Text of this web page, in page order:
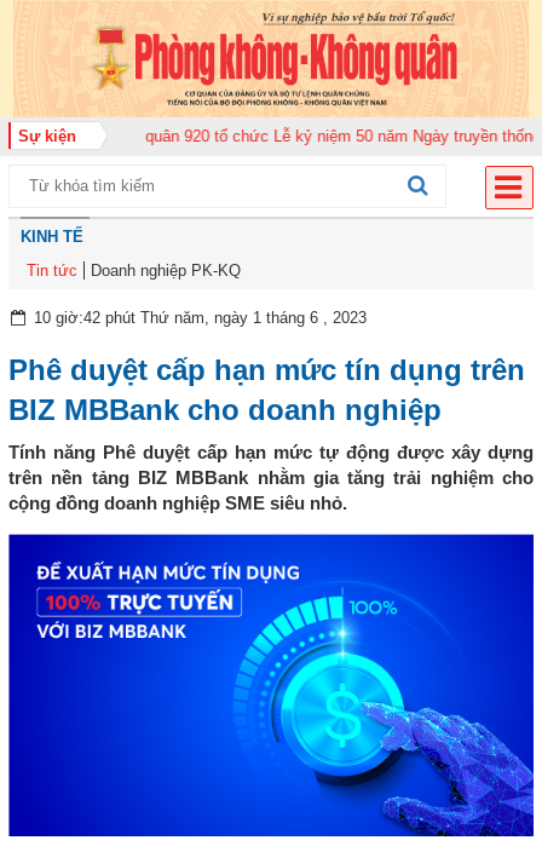
Sự kiện
đoàn Không quân 920 tổ chức Lễ kỷ niệm 50 năm Ngày truyền thống (12-
KINH TẾ
Tin tức
Doanh nghiệp PK-KQ
10 giờ:42 phút Thứ năm, ngày 1 tháng 6 , 2023
Phê duyệt cấp hạn mức tín dụng trên
BIZ MBBank cho doanh nghiệp
Tính năng Phê duyệt cấp hạn mức tự động được xây dựng
trên nền tảng BIZ MBBank nhằm gia tăng trải nghiệm cho
cộng đồng doanh nghiệp SME siêu nhỏ.